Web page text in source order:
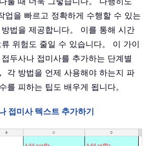
업을 빠르고 정확하게 수행할 수 있는
법을 제공합니다。 이를 통해 시간
위험도 줄일 수 있습니다。 이 가이
두사나 접미사를 추가하는 단계별
각 방법을 언제 사용해야 하는지 파
를 피하는 팁도 배우게 됩니다。
접미사 텍스트 추가하기